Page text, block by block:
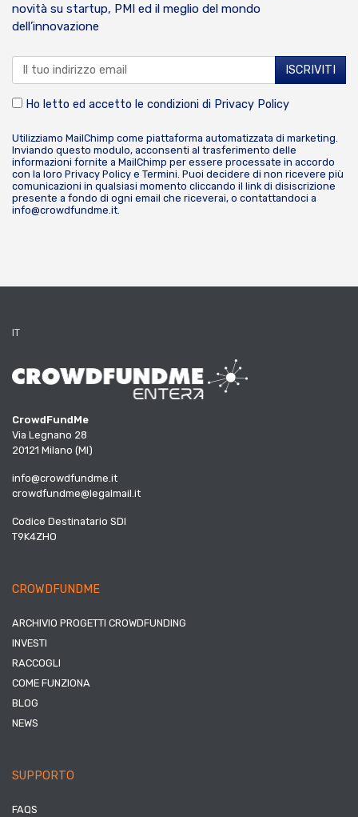
novità su startup, PMI ed il meglio del mondo
dell’innovazione
Ho letto ed accetto le condizioni di Privacy Policy
Utilizziamo MailChimp come piattaforma automatizzata di marketing.
Inviando questo modulo, acconsenti al trasferimento delle
informazioni fornite a MailChimp per essere processate in accordo
con la loro Privacy Policy e Termini. Puoi decidere di non ricevere più
comunicazioni in qualsiasi momento cliccando il link di disiscrizione
presente a fondo di ogni email che riceverai, o contattandoci a
info@crowdfundme.it.
IT
CrowdFundMe
Via Legnano 28
20121 Milano (MI)
info@crowdfundme.it
crowdfundme@legalmail.it
Codice Destinatario SDI
T9K4ZHO
CROWDFUNDME
ARCHIVIO PROGETTI CROWDFUNDING
INVESTI
RACCOGLI
COME FUNZIONA
BLOG
NEWS
SUPPORTO
FAQS